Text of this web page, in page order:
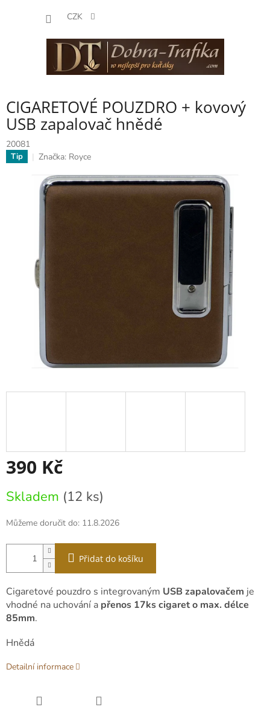
CZK
CIGARETOVÉ POUZDRO + kovový
USB zapalovač hnědé
20081
Tip Značka: Royce
390 Kč
cena:
Skladem (12 ks)
Můžeme doručit do: 11.8.2026
Přidat do košíku
Cigaretové pouzdro s integrovaným USB zapalovačem je
vhodné na uchování a přenos 17ks cigaret o max. délce
85mm.
Hnědá
Detailní informace